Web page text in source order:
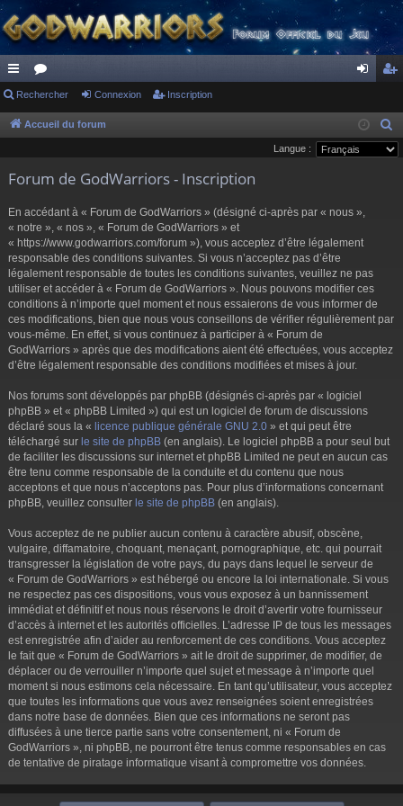
ac
co
ci
or
u
s
ne cri
pti
Rechercher Connexion Inscription
Accueil du forum
e
Langue :
Forum de GodWarriors - Inscription
En accédant à « Forum de GodWarriors » (désigné ci-après par « nous »,
« notre », « nos », « Forum de GodWarriors » et
« https://www.godwarriors.com/forum »), vous acceptez d’être légalement
responsable des conditions suivantes. Si vous n’acceptez pas d’être
légalement responsable de toutes les conditions suivantes, veuillez ne pas
utiliser et accéder à « Forum de GodWarriors ». Nous pouvons modifier ces
conditions à n’importe quel moment et nous essaierons de vous informer de
ces modifications, bien que nous vous conseillons de vérifier régulièrement par
vous-même. En effet, si vous continuez à participer à « Forum de
GodWarriors » après que des modifications aient été effectuées, vous acceptez
d’être légalement responsable des conditions modifiées et mises à jour.
Nos forums sont développés par phpBB (désignés ci-après par « logiciel
phpBB » et « phpBB Limited ») qui est un logiciel de forum de discussions
déclaré sous la « licence publique générale GNU 2.0 » et qui peut être
téléchargé sur le site de phpBB (en anglais). Le logiciel phpBB a pour seul but
de faciliter les discussions sur internet et phpBB Limited ne peut en aucun cas
être tenu comme responsable de la conduite et du contenu que nous
acceptons et que nous n’acceptons pas. Pour plus d’informations concernant
phpBB, veuillez consulter le site de phpBB (en anglais).
Vous acceptez de ne publier aucun contenu à caractère abusif, obscène,
vulgaire, diffamatoire, choquant, menaçant, pornographique, etc. qui pourrait
transgresser la législation de votre pays, du pays dans lequel le serveur de
« Forum de GodWarriors » est hébergé ou encore la loi internationale. Si vous
ne respectez pas ces dispositions, vous vous exposez à un bannissement
immédiat et définitif et nous nous réservons le droit d’avertir votre fournisseur
d’accès à internet et les autorités officielles. L’adresse IP de tous les messages
est enregistrée afin d’aider au renforcement de ces conditions. Vous acceptez
le fait que « Forum de GodWarriors » ait le droit de supprimer, de modifier, de
déplacer ou de verrouiller n’importe quel sujet et message à n’importe quel
moment si nous estimons cela nécessaire. En tant qu’utilisateur, vous acceptez
que toutes les informations que vous avez renseignées soient enregistrées
dans notre base de données. Bien que ces informations ne seront pas
diffusées à une tierce partie sans votre consentement, ni « Forum de
GodWarriors », ni phpBB, ne pourront être tenus comme responsables en cas
de tentative de piratage informatique visant à compromettre vos données.